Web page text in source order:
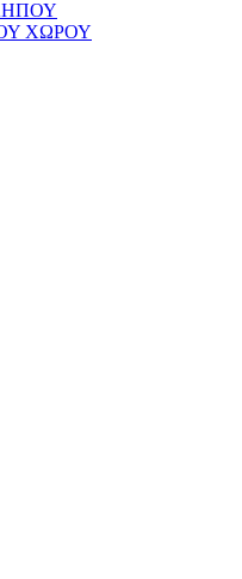
ΧΩΡΟΥ